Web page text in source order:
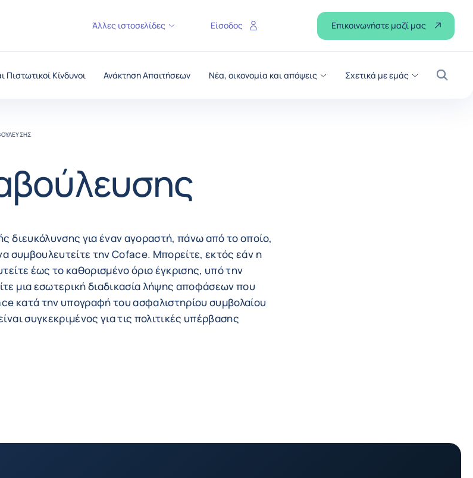
Πιστωτικοί Κίνδυνοι Ανάκτηση Απαιτήσεων Νέα, οικονομία και απόψεις Σχετικά με εμάς
Άλλες ιστοσελίδες Είσοδος Επικοινωνήστε μαζί μας
διευκόλυνσης για έναν αγοραστή, πάνω από το οποίο,
συμβουλευτείτε την Coface. Μπορείτε, εκτός εάν η
έως το καθορισμένο όριο έγκρισης, υπό την
μια εσωτερική διαδικασία λήψης αποφάσεων που
κατά την υπογραφή του ασφαλιστηρίου συμβολαίου
συγκεκριμένος για τις πολιτικές υπέρβασης